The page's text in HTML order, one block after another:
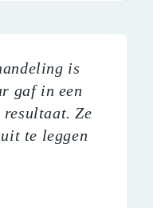
is
gaf in een
resultaat. Ze
te leggen